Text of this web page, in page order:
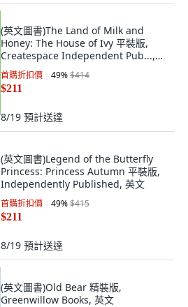
(英文圖書)The Land of Milk and
Honey: The House of Ivy 平裝版,
Createspace Independent Pub...,
英文
首購折扣價 49%$414
$211
8/19 預計送達
(英文圖書)Legend of the Butterfly
Princess: Princess Autumn 平裝版,
Independently Published, 英文
首購折扣價 49%$415
$211
8/19 預計送達
(英文圖書)Old Bear 精裝版,
Greenwillow Books, 英文